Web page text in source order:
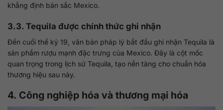
khẳng định bản sắc Mexico.
3.3. Tequila được chính thức ghi nhận
Đến cuối thế kỷ 19, văn bản pháp lý bắt đầu ghi nhận Tequila là
sản phẩm rượu mạnh đặc trưng của Mexico. Đây là cột mốc
quan trọng trong lịch sử Tequila, tạo nền tảng cho chuẩn hóa
thương hiệu sau này.
4. Công nghiệp hóa và thương mại hóa